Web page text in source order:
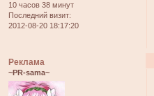
10 часов 38 минут
Последний визит:
2012-08-20 18:17:20
Реклама
~PR-sama~